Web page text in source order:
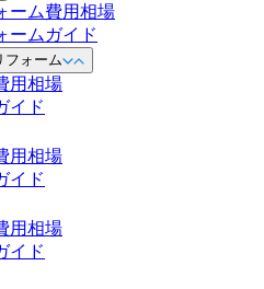
ーム費用相場
ームガイド
フォーム
用相場
イド
用相場
イド
用相場
イド